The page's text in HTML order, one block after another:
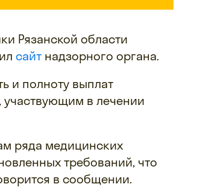
Рязанской области
сайт надзорного органа.
и полноту выплат
участвующим в лечении
ряда медицинских
требований, что
в сообщении.